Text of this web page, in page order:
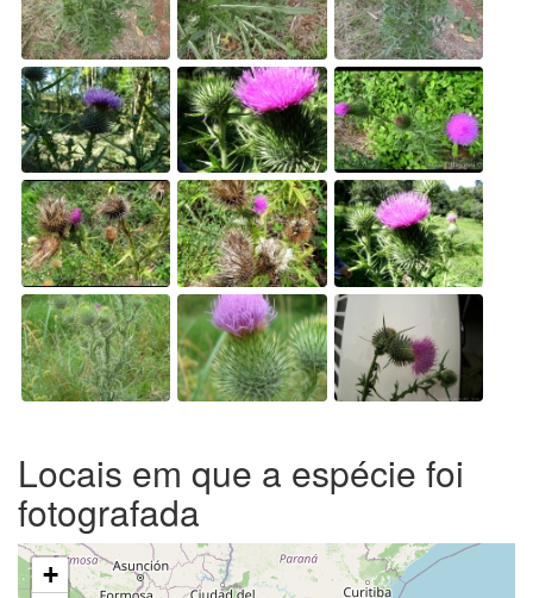
Locais em que a espécie foi
fotografada
+